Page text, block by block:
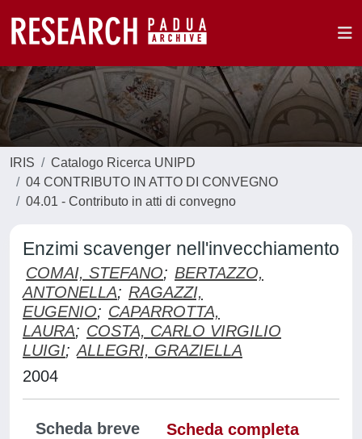
IRIS
Catalogo Ricerca UNIPD
04 CONTRIBUTO IN ATTO DI CONVEGNO
04.01 - Contributo in atti di convegno
Enzimi scavenger nell'invecchiamento
COMAI, STEFANO; BERTAZZO,
ANTONELLA; RAGAZZI,
EUGENIO; CAPARROTTA,
LAURA; COSTA, CARLO VIRGILIO
LUIGI; ALLEGRI, GRAZIELLA
2004
Scheda breve
Scheda completa